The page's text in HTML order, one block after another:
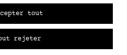
rejeter
tout